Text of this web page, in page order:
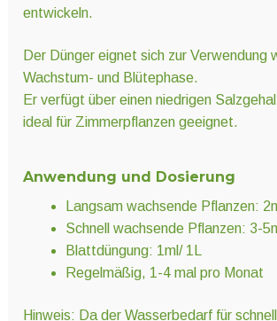
entwickeln.
Der Dünger eignet sich zur Verwendung
Wachstum- und Blütephase.
Er verfügt über einen niedrigen
ideal für Zimmerpflanzen geeignet.
Anwendung und Dosierung
Langsam wachsende Pflanzen:
Schnell wachsende Pflanzen: 3-
Blattdüngung: 1ml/ 1L
Regelmäßig, 1-4 mal pro Monat
Hinweis: Da der Wasserbedarf für